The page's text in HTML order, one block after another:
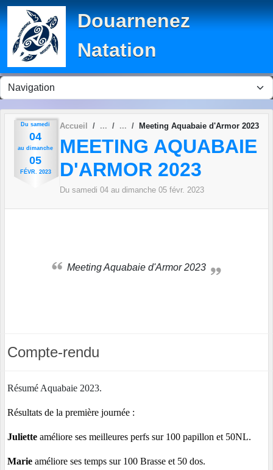
Douarnenez
Natation
Du samedi
04
au dimanche
05
FÉVR. 2023
Accueil Meeting Aquabaie d'Armor 2023
MEETING AQUABAIE
D'ARMOR 2023
Du samedi 04 au dimanche 05 févr. 2023
Meeting Aquabaie d'Armor 2023
Compte-rendu
Résumé Aquabaie 2023.
Résultats de la première journée :
Juliette améliore ses meilleures perfs sur 100 papillon et 50NL.
Marie améliore ses temps sur 100 Brasse et 50 dos.
Panneau de gestion des cookies